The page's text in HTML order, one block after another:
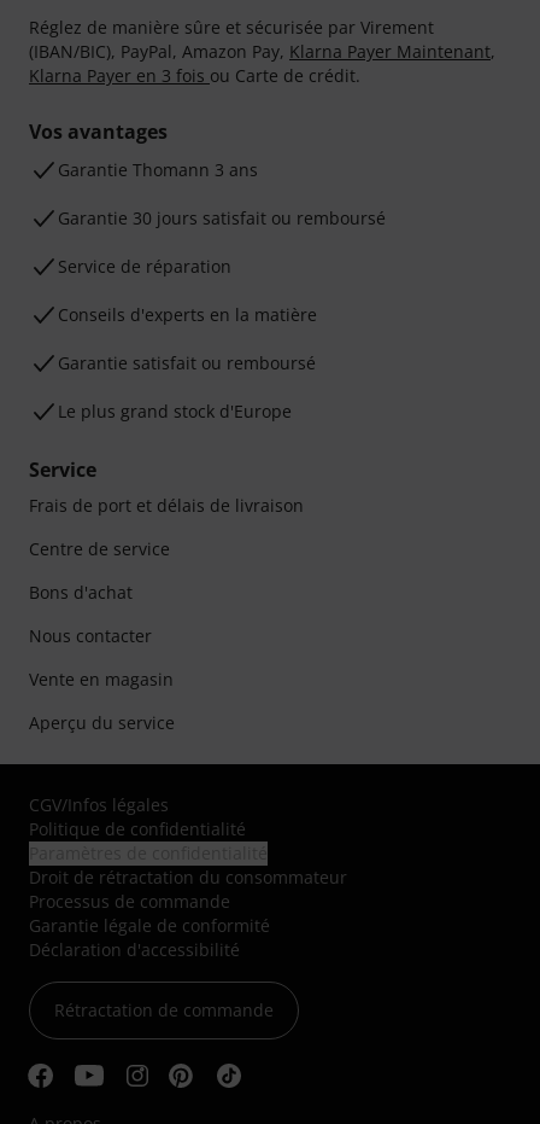
Réglez de manière sûre et sécurisée par Virement
(IBAN/BIC), PayPal, Amazon Pay, Klarna Payer Maintenant,
Klarna Payer en 3 fois ou Carte de crédit.
Vos avantages
Ga­ran­tie Thomann 3 ans
Garantie 30 jours satisfait ou remboursé
Service de réparation
Conseils d'experts en la matière
Garantie satisfait ou remboursé
Le plus grand stock d'Europe
Service
Frais de port et délais de livraison
Centre de service
Bons d'achat
Nous contacter
Vente en magasin
Aperçu du service
CGV/Infos légales
Politique de confidentialité
Droit de rétractation du consommateur
Processus de commande
Garantie légale de conformité
Déclaration d'accessibilité
Rétractation de commande